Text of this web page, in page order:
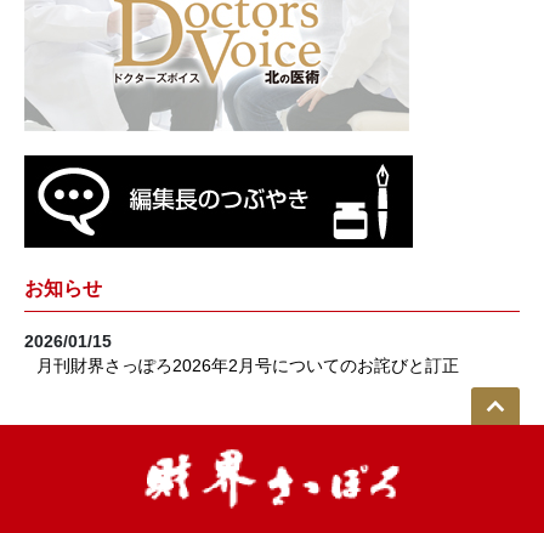
お知らせ
2026/01/15
月刊財界さっぽろ2026年2月号についてのお詫びと訂正